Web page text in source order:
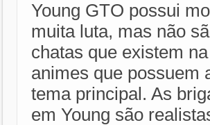
Young GTO possui
muita luta, mas não
chatas que existem
animes que possuem
tema principal. As
em Young são